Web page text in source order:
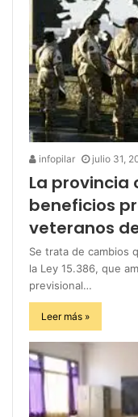
infopilar julio 31,
La provincia
beneficios
veteranos
Se trata de cambios
la Ley 15.386, que
previsional…
Leer más »